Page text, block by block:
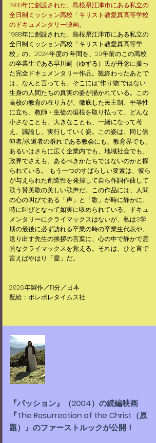
1988年に創設された、島根県江津市にある私立の
全日制ミッション高校「キリスト教愛真高等学校
のドキュメンタリー映画。
​1988年に創設された、島根県江津市にある私立の
全日制ミッション高校「キリスト教愛真高等学
校」の、2024年度の1年間を、20年前のこの高校
の卒業生である早川嗣（ゆずる）氏が丹念に撮っ
た完全ドキュメンタリー作品。観終わったあとで
は、なんと言っても、そこには“作り物”ではない
生身の人間たちの真実の姿が描かれている。この
高校の教育の在り方が、徹底した民主制、平等性
に立ち、教師・生徒の垣根を取り払って、どんな
小さなことも、大きなことも、一緒になって考
え、議論し、実行していく姿。この姿は、同じ信
仰者/求道者の群れである教会にも、教育界でも、
あるいはさらに広く企業内でも、地域社会でも、
政界でさえも、あるべきかたちではないのかと探
られている。 もう一つのすばらしい要素は、彼ら
が与えられた創造性を発揮して自ら作詞作曲して
歌う賛美歌の美しい歌声だ。この作品には、人間
の心の叫びである「声」と「歌」が時に静かに、
時に叫びとなって如実に収められている。ドキュ
メンタリーにクライマックスはないが、私は3学
期の最後に必ず訪れる卒業の時の卒業生代表や、
送り出す先生の挨拶の言葉に、心の中で静かで霊
的なクライマックスを覚える。それは、ひと言で
言えばやはり「愛」だ。
​​2026年製作／111分／日本
配給：ポレポレタイムス社
『パッション』（2004）の続編映画
『The Resurrection of the Christ（原
題）』のファーストルックが公開！